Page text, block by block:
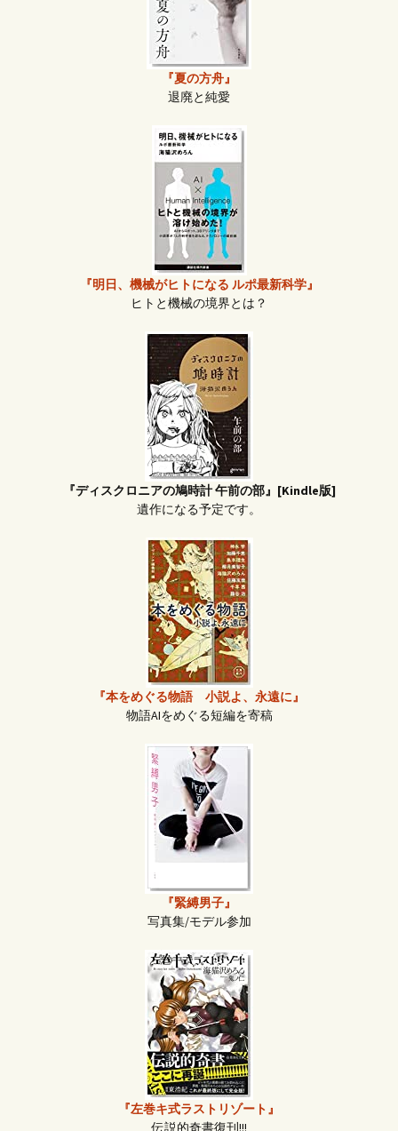
『夏の方舟』
退廃と純愛
『明日、機械がヒトになる ルポ最新科学』
ヒトと機械の境界とは？
『ディスクロニアの鳩時計 午前の部』[Kindle版]
遺作になる予定です。
『本をめぐる物語 小説よ、永遠に』
物語AIをめぐる短編を寄稿
『緊縛男子』
写真集/モデル参加
『左巻キ式ラストリゾート』
伝説的奇書復刊!!!